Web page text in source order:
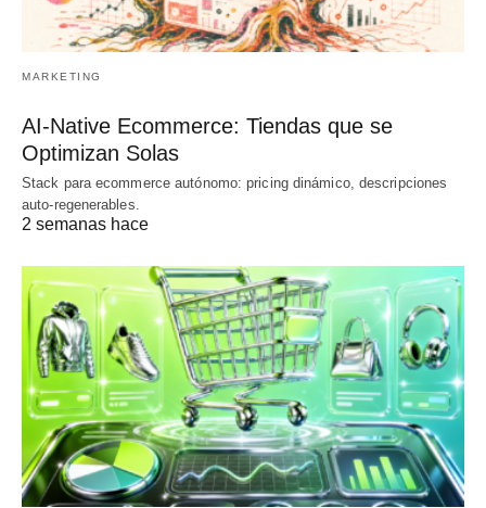
MARKETING
AI-Native Ecommerce: Tiendas que se
Optimizan Solas
Stack para ecommerce autónomo: pricing dinámico, descripciones
auto-regenerables.
2 semanas hace